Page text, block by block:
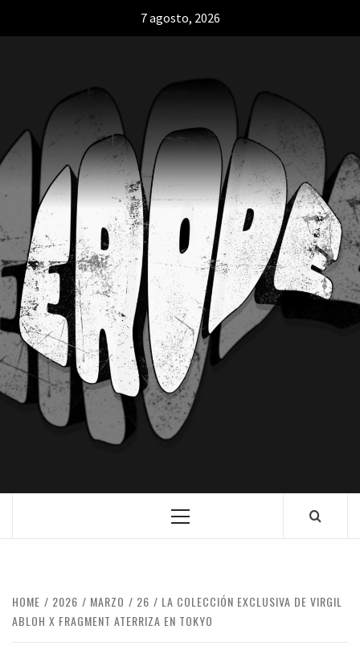
7 agosto, 2026
HOME 2026 MARZO 26
LA COLECCIÓN EXCLUSIVA DE VIRGIL
ABLOH X FRAGMENT ATERRIZA EN TOKYO